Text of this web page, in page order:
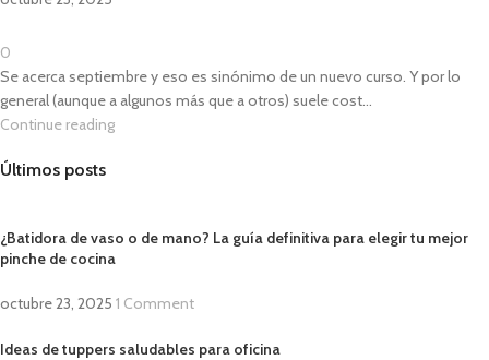
0
Se acerca septiembre y eso es sinónimo de un nuevo curso. Y por lo
general (aunque a algunos más que a otros) suele cost...
Continue reading
Últimos posts
¿Batidora de vaso o de mano? La guía definitiva para elegir tu mejor
pinche de cocina
octubre 23, 2025 1 Comment
Ideas de tuppers saludables para oficina